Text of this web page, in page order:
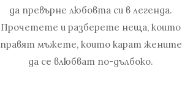
да превърне любовта си в легенда.
Прочетете и разберете неща, които
правят мъжете, които карат жените
да се влюбват по-дълбоко.